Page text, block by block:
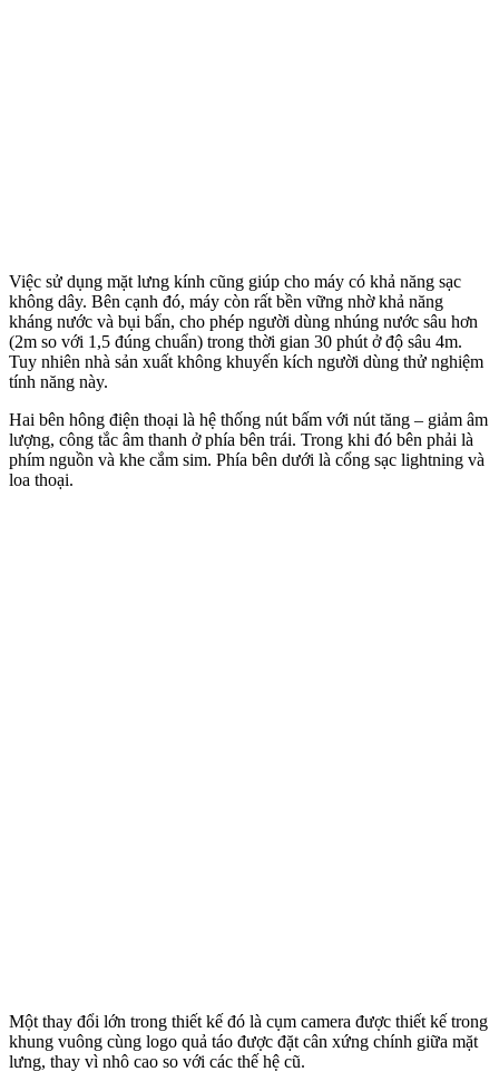
Việc sử dụng mặt lưng kính cũng giúp cho máy có khả năng sạc
không dây. Bên cạnh đó, máy còn rất bền vững nhờ khả năng
kháng nước và bụi bẩn, cho phép người dùng nhúng nước sâu hơn
(2m so với 1,5 đúng chuẩn) trong thời gian 30 phút ở độ sâu 4m.
Tuy nhiên nhà sản xuất không khuyến kích người dùng thử nghiệm
tính năng này.
Hai bên hông điện thoại là hệ thống nút bấm với nút tăng – giảm âm
lượng, công tắc âm thanh ở phía bên trái. Trong khi đó bên phải là
phím nguồn và khe cắm sim. Phía bên dưới là cổng sạc lightning và
loa thoại.
Một thay đổi lớn trong thiết kế đó là cụm camera được thiết kế trong
khung vuông cùng logo quả táo được đặt cân xứng chính giữa mặt
lưng, thay vì nhô cao so với các thế hệ cũ.